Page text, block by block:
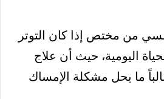
من مختص إذا كان التوتر
اليومية، حيث أن علاج
ما يحل مشكلة الإمساك